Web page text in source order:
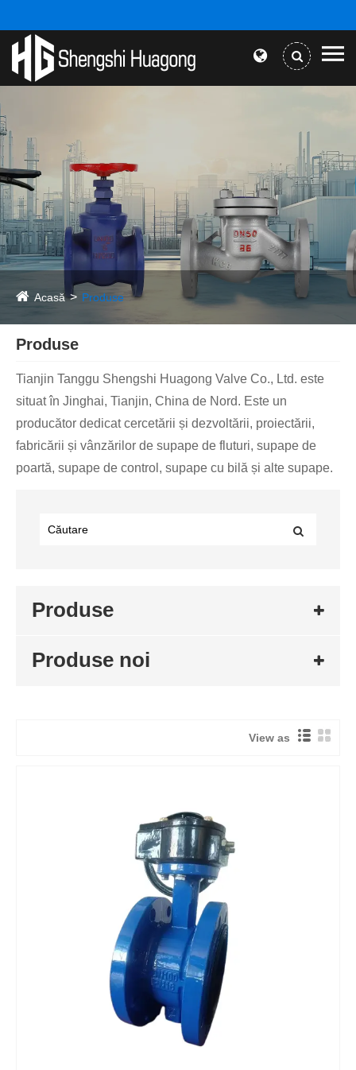
Acasă Produse
Produse
Tianjin Tanggu Shengshi Huagong Valve Co., Ltd. este
situat în Jinghai, Tianjin, China de Nord. Este un
producător dedicat cercetării și dezvoltării, proiectării,
fabricării și vânzărilor de supape de fluturi, supape de
poartă, supape de control, supape cu bilă și alte supape.
Produse
Produse noi
View as